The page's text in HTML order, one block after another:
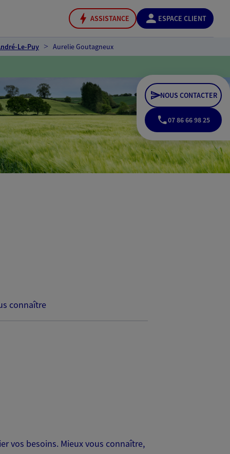
ASSISTANCE ESPACE CLIENT
Le-Puy Aurelie Goutagneux
NOUS CONTACTER
07 86 66 98 25
connaître
vos besoins. Mieux vous connaître,